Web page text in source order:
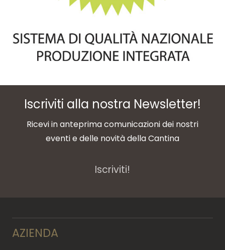
Iscriviti alla nostra Newsletter!
Ricevi in anteprima comunicazioni dei nostri
eventi e delle novità della Cantina
Iscriviti!
AZIENDA